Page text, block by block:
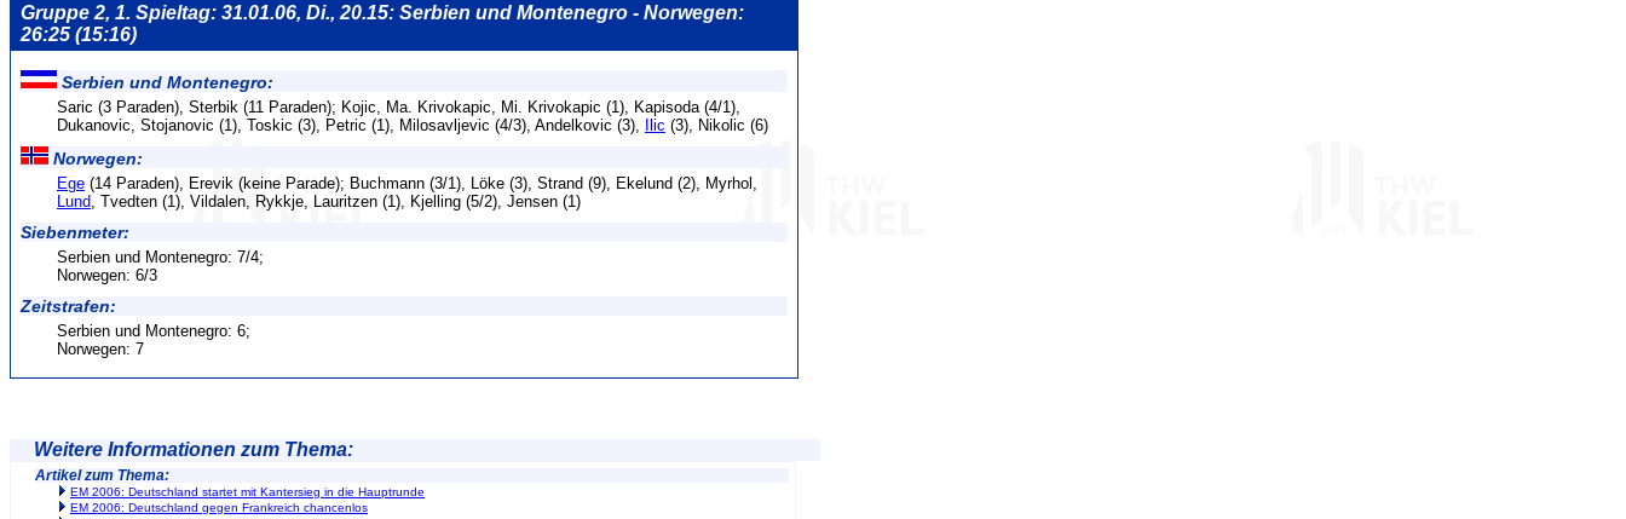
Gruppe 2, 1. Spieltag: 31.01.06, Di., 20.15: Serbien und Montenegro - Norwegen:
26:25 (15:16)
Serbien und Montenegro:
Saric (3 Paraden), Sterbik (11 Paraden); Kojic, Ma. Krivokapic, Mi. Krivokapic (1), Kapisoda (4/1),
Dukanovic, Stojanovic (1), Toskic (3), Petric (1), Milosavljevic (4/3), Andelkovic (3), Ilic (3), Nikolic (6)
Norwegen:
Ege (14 Paraden), Erevik (keine Parade); Buchmann (3/1), Löke (3), Strand (9), Ekelund (2), Myrhol,
Lund , Tvedten (1), Vildalen, Rykkje, Lauritzen (1), Kjelling (5/2), Jensen (1)
Siebenmeter:
Serbien und Montenegro: 7/4;
Norwegen: 6/3
Zeitstrafen:
Serbien und Montenegro: 6;
Norwegen: 7
Weitere Informationen zum Thema:
Artikel zum Thema:
EM 2006: Deutschland startet mit Kantersieg in die Hauptrunde
EM 2006: Deutschland gegen Frankreich chancenlos